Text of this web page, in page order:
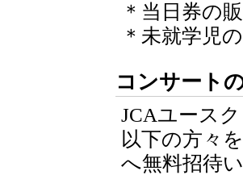
＊当日券の
＊未就学児
コンサート
JCAユース
以下の方々
へ無料招待